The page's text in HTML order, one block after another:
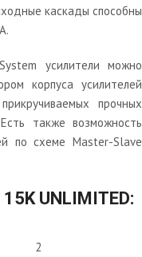
каскады способны
усилители можно
корпуса усилителей
прочных
также возможность
по схеме Master-Slave
UNLIMITED:
2